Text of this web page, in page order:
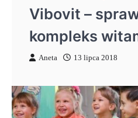
Vibovit –
kompleks
Aneta 13 lipca 2018